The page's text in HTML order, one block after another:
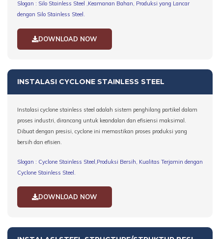
Slogan : Silo Stainless Steel ,Keamanan Bahan, Produksi yang Lancar
dengan Silo Stainless Steel.
DOWNLOAD NOW
INSTALASI CYCLONE STAINLESS STEEL
Instalasi cyclone stainless steel adalah sistem penghilang partikel dalam
proses industri, dirancang untuk keandalan dan efisiensi maksimal.
Dibuat dengan presisi, cyclone ini memastikan proses produksi yang
bersih dan efisien.
Slogan : Cyclone Stainless Steel,Produksi Bersih, Kualitas Terjamin dengan
Cyclone Stainless Steel.
DOWNLOAD NOW